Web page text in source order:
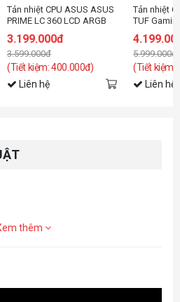
Tản nhiệt CPU ASUS ASUS
PRIME LC 360 LCD ARGB
3.199.000đ
3.599.000đ
(Tiết kiệm: 400.000đ)
Liên hệ
Tản nhiệt
TUF
5.999.000đ
(Tiết kiệm:
Liên hệ
thêm